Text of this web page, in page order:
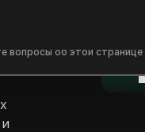
вопросы об этой странице
видео